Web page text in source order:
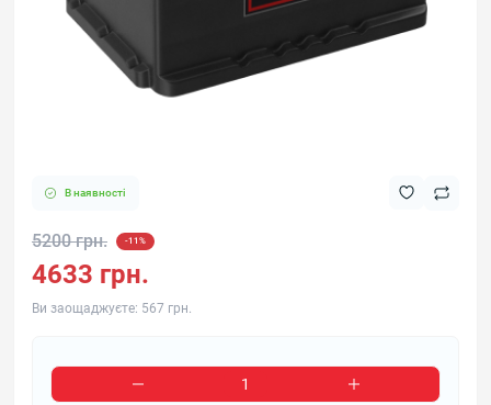
В наявності
5200 грн. -11%
4633 грн.
Ви заощаджуєте: 567 грн.